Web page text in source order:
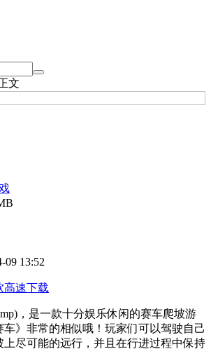
文
09 13:52
高速下载
，是一款十分娱乐休闲的赛车爬坡游
车》非常的相似哦！玩家们可以驾驶自己
上尽可能的远行，并且在行进过程中保持